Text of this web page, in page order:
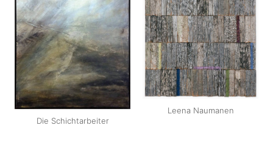
Die Schichtarbeiter
Leena Naumanen